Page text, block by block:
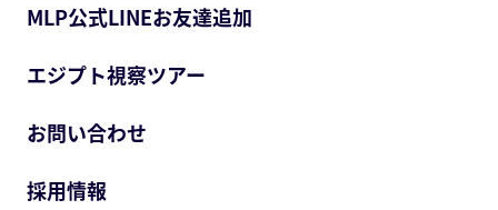
MLP公式LINEお友達追加
エジプト視察ツアー
お問い合わせ
採用情報